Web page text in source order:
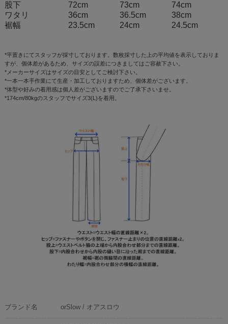
股下
72cm 73cm
74cm
ワタリ
36cm 36.5cm
38cm
裾幅
23.5cm 24cm 24.5cm
*平置きにてスタッフが採寸しております。数枚採寸した上の平均値を表示しておりま
すが、個体差があるため、サイズの誤差につきましてはご容赦下さい。
*メーカーサイズはサイズの目安としてご検討下さい。
*一本一本手作業にて生産・加工しておりますため、個体差がございます。
*体型や好みの着用感は個人差がございますのでご了承下さいませ。
*174cm/80kgのスタッフでサイズ3(L)を着用。
ブランド名 orSlow / オアスロウ